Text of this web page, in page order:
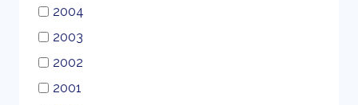
2004
2003
2002
2001